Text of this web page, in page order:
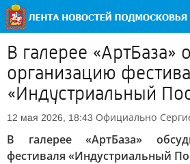
В галерее «АртБаза»
организацию
«Индустриальный
12 мая 2026, 18:43 Официально
В галерее «АртБаза»
фестиваля «Индустриальный